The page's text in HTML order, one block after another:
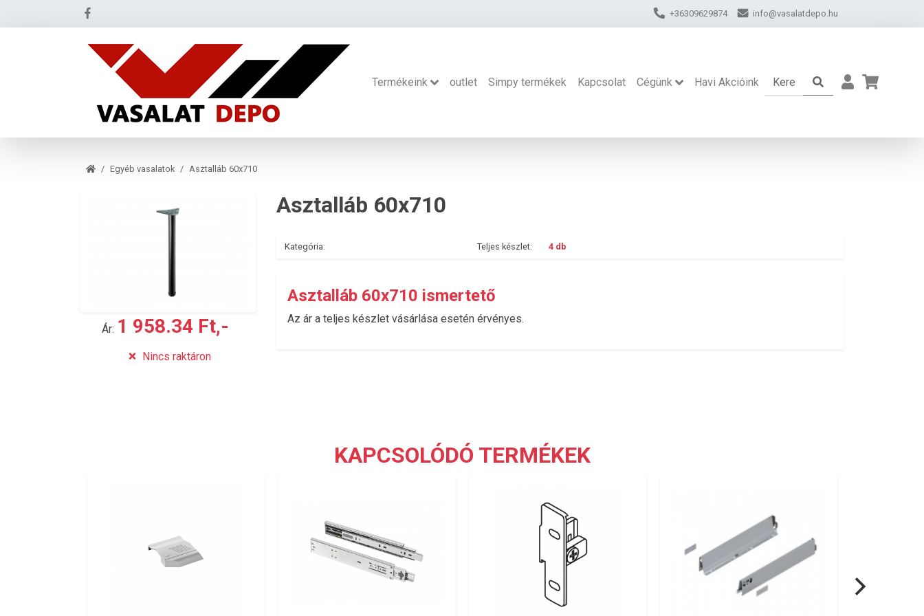
+36309629874 info@vasalatdepo.hu
Termékeink outlet Simpy termékek Kapcsolat Cégünk Havi Akcióink
Egyéb vasalatok Asztalláb 60x710
Ár: 1 958.34 Ft,-
Nincs raktáron
Asztalláb 60x710
Kategória: Teljes készlet: 4 db
Asztalláb 60x710 ismertető
Az ár a teljes készlet vásárlása esetén érvényes.
KAPCSOLÓDÓ TERMÉKEK